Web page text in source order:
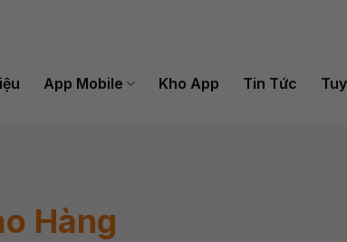
App Mobile Kho App Tin Tức
Hàng